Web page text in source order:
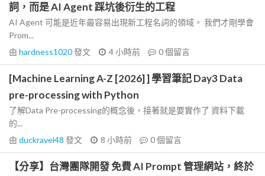
詞，而是 AI Agent 踩坑後衍生的工程
AI Agent 可能是近年最容易出現新工程名詞的領域。 我們才剛學會
Prom...
由 hardness1020發文 4 小時前 0個留言
[Machine Learning A-Z [2026] ] 學習筆記 Day3 Data
pre-processing with Python
了解Data Pre-processing的概念後，接著就是要實作了 資料下載
的...
由 duckravel48 發文 8 小時前 0個留言
【分享】台灣團隊開發 免費 AI Prompt 管理網站，終於